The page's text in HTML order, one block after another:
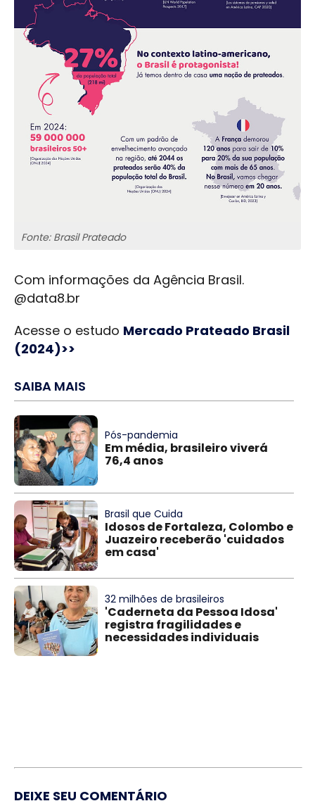
Fonte: Brasil Prateado
Com informações da Agência Brasil.
@data8.br
Acesse o estudo Mercado Prateado Brasil
(2024)>>
SAIBA MAIS
Pós-pandemia
Em média, brasileiro viverá
76,4 anos
Brasil que Cuida
Idosos de Fortaleza, Colombo e
Juazeiro receberão 'cuidados
em casa'
32 milhões de brasileiros
'Caderneta da Pessoa Idosa'
registra fragilidades e
necessidades individuais
DEIXE SEU COMENTÁRIO